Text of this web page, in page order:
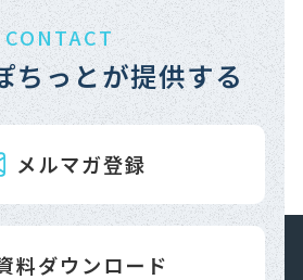
CONTACT
ちっとが提供する
メルマガ登録
料ダウンロード